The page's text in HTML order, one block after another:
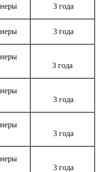
3 года
3 года
3 года
3 года
3 года
3 года